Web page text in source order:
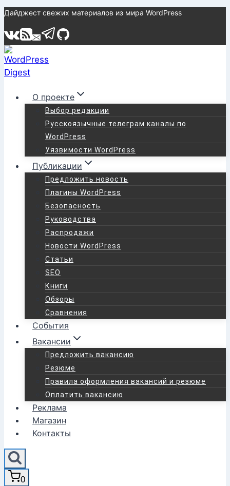
Перейти
содержимому
Дайджест свежих материалов из мира WordPress
О проекте
Выбор редакции
Русскоязычные телеграм каналы по
WordPress
Уязвимости WordPress
Публикации
Предложить новость
Плагины WordPress
Безопасность
Руководства
Распродажи
Новости WordPress
Статьи
SEO
Книги
Обзоры
Сравнения
События
Вакансии
Предложить вакансию
Резюме
Правила оформления вакансий и резюме
Оплатить вакансию
Реклама
Магазин
Контакты
0